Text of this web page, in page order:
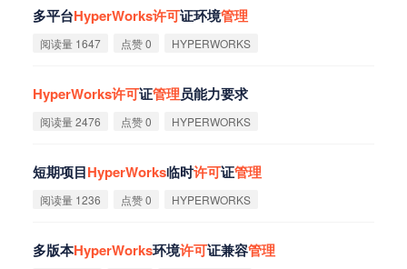
多平台HyperWorks许可证环境管理
阅读量 1647 点赞 0 HYPERWORKS
HyperWorks许可证管理员能力要求
阅读量 2476 点赞 0 HYPERWORKS
短期项目HyperWorks临时许可证管理
阅读量 1236 点赞 0 HYPERWORKS
多版本HyperWorks环境许可证兼容管理